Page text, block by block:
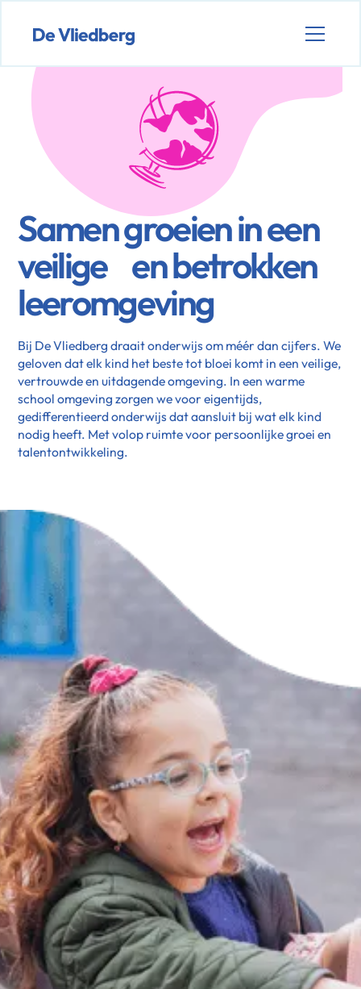
Samen groeien in een
veilige en betrokken
leeromgeving
Bij De Vliedberg draait onderwijs om méér dan cijfers. We
geloven dat elk kind het beste tot bloei komt in een veilige,
vertrouwde en uitdagende omgeving. In een warme
school omgeving zorgen we voor eigentijds,
gedifferentieerd onderwijs dat aansluit bij wat elk kind
nodig heeft. Met volop ruimte voor persoonlijke groei en
talentontwikkeling.